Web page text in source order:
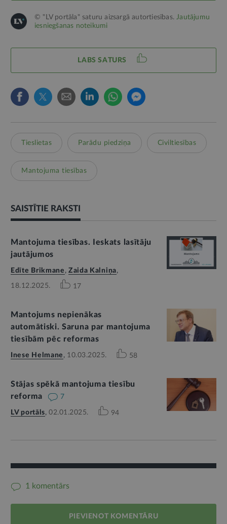
© "LV portāla" saturu aizsargā autortiesības.Jautājumu
iesniegšanas noteikumi
LABS SATURS
Tieslietas Parādu piedziņa Civiltiesības
Mantojuma tiesības
SAISTĪTIE RAKSTI
Mantojuma tiesības. Ieskats lasītāju
jautājumos
Edīte Brikmane , Zaida Kalniņa,
18.12.2025. 17
Mantojums nepienākas
automātiski. Saruna par mantojuma
tiesībām pēc reformas
Inese Helmane , 10.03.2025. 58
Stājas spēkā mantojuma tiesību
reforma
7
LV portāls, 02.01.2025. 94
1 komentārs
PIEVIENOT KOMENTĀRU